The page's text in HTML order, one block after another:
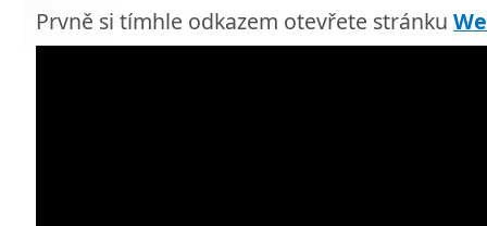
Prvně si tímhle odkazem otevřete stránku